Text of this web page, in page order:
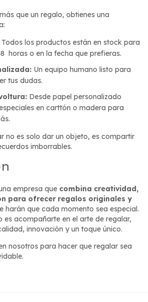
que un regalo, obtienes una
Todos los productos están en stock para
horas o en la fecha que prefieras.
Un equipo humano listo para
tus dudas.
Desde papel personalizado
en carttón o madera para
no es solo dar un objeto, es compartir
imborrables.
empresa que combina creatividad,
para ofrecer regalos originales y
harán que cada momento sea especial.
es acompañarte en el arte de regalar,
innovación y un toque único.
nosotros para hacer que regalar sea